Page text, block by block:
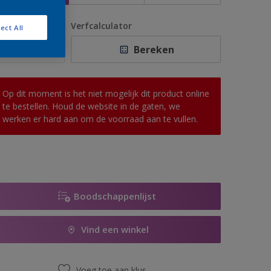
Verfcalculator
Bereken
Op dit moment is het niet mogelijk dit product online
te bestellen. Houd de website in de gaten, we
werken er hard aan om de voorraad aan te vullen.
Boodschappenlijst
Vind een winkel
All